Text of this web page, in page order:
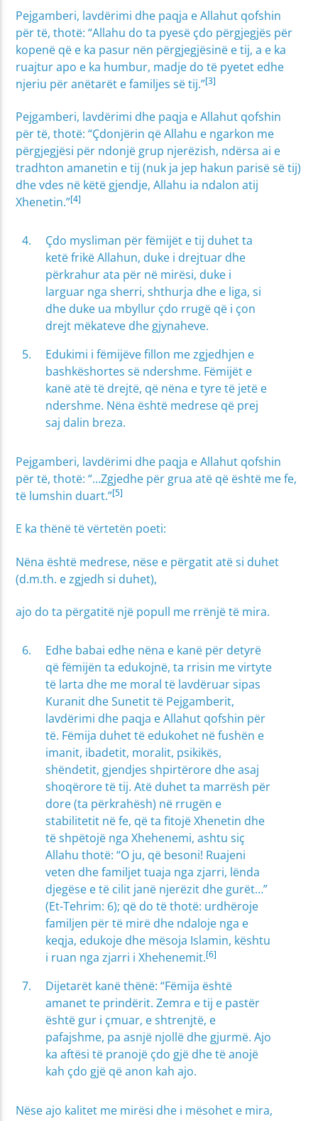
Pejgamberi, lavdërimi dhe paqja e Allahut qofshin
për të, thotë: “Allahu do ta pyesë çdo përgjegjës për
kopenë që e ka pasur nën përgjegjësinë e tij, a e ka
ruajtur apo e ka humbur, madje do të pyetet edhe
njeriu për anëtarët e familjes së tij.”[3]
Pejgamberi, lavdërimi dhe paqja e Allahut qofshin
për të, thotë: “Çdonjërin që Allahu e ngarkon me
përgjegjësi për ndonjë grup njerëzish, ndërsa ai e
tradhton amanetin e tij (nuk ja jep hakun parisë së tij)
dhe vdes në këtë gjendje, Allahu ia ndalon atij
Xhenetin.”[4]
Çdo mysliman për fëmijët e tij duhet ta
ketë frikë Allahun, duke i drejtuar dhe
përkrahur ata për në mirësi, duke i
larguar nga sherri, shthurja dhe e liga, si
dhe duke ua mbyllur çdo rrugë që i çon
drejt mëkateve dhe gjynaheve.
Edukimi i fëmijëve fillon me zgjedhjen e
bashkëshortes së ndershme. Fëmijët e
kanë atë të drejtë, që nëna e tyre të jetë e
ndershme. Nëna është medrese që prej
saj dalin breza.
Pejgamberi, lavdërimi dhe paqja e Allahut qofshin
për të, thotë: “…Zgjedhe për grua atë që është me fe,
të lumshin duart.”[5]
E ka thënë të vërtetën poeti:
Nëna është medrese, nëse e përgatit atë si duhet
(d.m.th. e zgjedh si duhet),
ajo do ta përgatitë një popull me rrënjë të mira.
Edhe babai edhe nëna e kanë për detyrë
që fëmijën ta edukojnë, ta rrisin me virtyte
të larta dhe me moral të lavdëruar sipas
Kuranit dhe Sunetit të Pejgamberit,
lavdërimi dhe paqja e Allahut qofshin për
të. Fëmija duhet të edukohet në fushën e
imanit, ibadetit, moralit, psikikës,
shëndetit, gjendjes shpirtërore dhe asaj
shoqërore të tij. Atë duhet ta marrësh për
dore (ta përkrahësh) në rrugën e
stabilitetit në fe, që ta fitojë Xhenetin dhe
të shpëtojë nga Xhehenemi, ashtu siç
Allahu thotë: “O ju, që besoni! Ruajeni
veten dhe familjet tuaja nga zjarri, lënda
djegëse e të cilit janë njerëzit dhe gurët…”
(Et-Tehrim: 6); që do të thotë: urdhëroje
familjen për të mirë dhe ndaloje nga e
keqja, edukoje dhe mësoja Islamin, kështu
i ruan nga zjarri i Xhehenemit.[6]
Dijetarët kanë thënë: “Fëmija është
amanet te prindërit. Zemra e tij e pastër
është gur i çmuar, e shtrenjtë, e
pafajshme, pa asnjë njollë dhe gjurmë. Ajo
ka aftësi të pranojë çdo gjë dhe të anojë
kah çdo gjë që anon kah ajo.
Nëse ajo kalitet me mirësi dhe i mësohet e mira,